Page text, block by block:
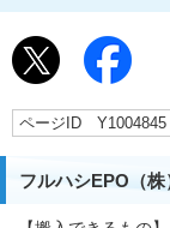
ページID Y1004845
フルハシEPO（